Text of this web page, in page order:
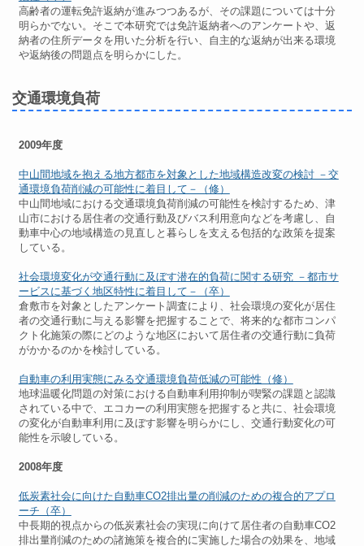
高齢者の運転免許返納が進みつつあるが、その課題については十分
明らかでない。そこで本研究では免許返納者へのアンケートや、返
納者の住所データを用いた分析を行い、自主的な返納が出来る環境
や返納後の問題点を明らかにした。
交通環境負荷
2009年度
中山間地域を抱える地方都市を対象とした地域構造改変の検討 －交
通環境負荷削減の可能性に着目して－（修）
中山間地域における交通環境負荷削減の可能性を検討するため、津
山市における居住者の交通行動及びバス利用意向などを考慮し、自
動車中心の地域構造の見直しと暮らしを支える包括的な政策を提案
している。
社会環境変化が交通行動に及ぼす潜在的負荷に関する研究 －都市サ
ービスに基づく地区特性に着目して－（卒）
倉敷市を対象としたアンケート調査により、社会環境の変化が居住
者の交通行動に与える影響を把握することで、将来的な都市コンパ
クト化施策の際にどのような地区において居住者の交通行動に負荷
がかかるのかを検討している。
自動車の利用実態にみる交通環境負荷低減の可能性（修）
地球温暖化問題の対策における自動車利用抑制が喫緊の課題と認識
されている中で、エコカーの利用実態を把握すると共に、社会環境
の変化が自動車利用に及ぼす影響を明らかにし、交通行動変化の可
能性を示唆している。
2008年度
低炭素社会に向けた自動車CO2排出量の削減のための複合的アプロ
ーチ（卒）
中長期的視点からの低炭素社会の実現に向けて居住者の自動車CO2
排出量削減のための諸施策を複合的に実施した場合の効果を、地域